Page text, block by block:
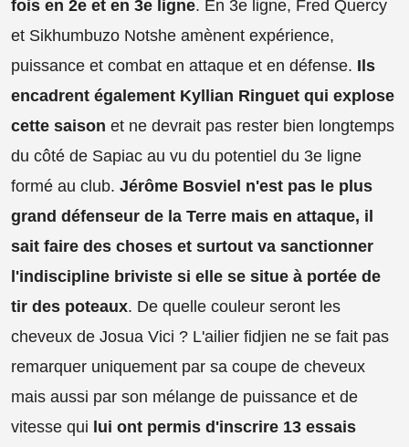
fois en 2e et en 3e ligne. En 3e ligne, Fred Quercy
et Sikhumbuzo Notshe amènent expérience,
puissance et combat en attaque et en défense. Ils
encadrent également Kyllian Ringuet qui explose
cette saison et ne devrait pas rester bien longtemps
du côté de Sapiac au vu du potentiel du 3e ligne
formé au club. Jérôme Bosviel n'est pas le plus
grand défenseur de la Terre mais en attaque, il
sait faire des choses et surtout va sanctionner
l'indiscipline briviste si elle se situe à portée de
tir des poteaux. De quelle couleur seront les
cheveux de Josua Vici ? L'ailier fidjien ne se fait pas
remarquer uniquement par sa coupe de cheveux
mais aussi par son mélange de puissance et de
vitesse qui lui ont permis d'inscrire 13 essais